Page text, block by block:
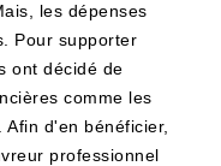
les dépenses
Pour supporter
ont décidé de
comme les
d'en bénéficier,
professionnel